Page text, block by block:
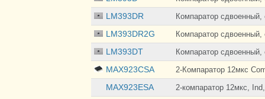
to-Rail
Push-Pull
Push-Pull, Rail-to-
Rail
TTL
LM393DR Компаpатоp сдвоенный,
LM393DR2G Компаpатоp сдвоенный,
LM393DT Компаpатоp сдвоенный,
MAX923CSA 2-Компаратор 12мкс
MAX923ESA 2-компаратор 12мкс,